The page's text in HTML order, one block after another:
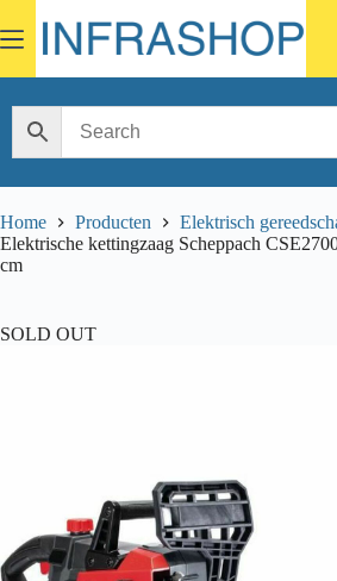
to
content
Home Producten
Elektrisch
Elektrische kettingzaag Scheppach
cm
SOLD OUT